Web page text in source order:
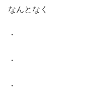
なんとなく
・
・
・